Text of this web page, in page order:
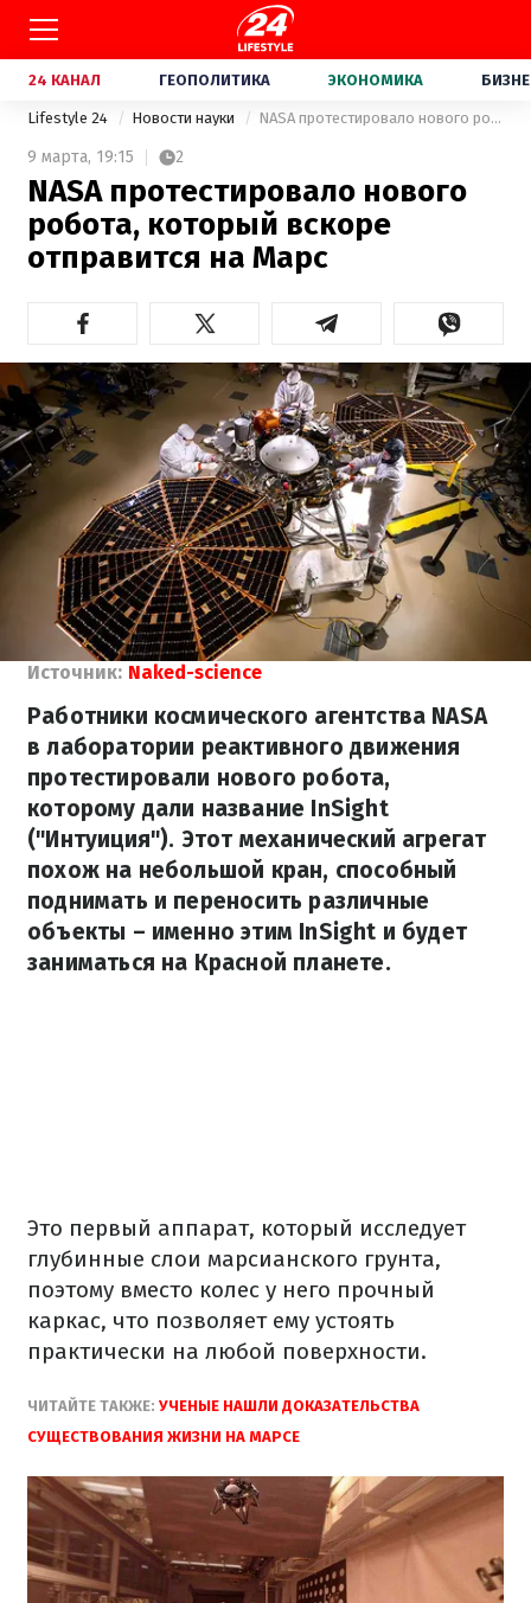
24 КАНАЛ ГЕОПОЛИТИКА ЭКОНОМИКА
Lifestyle 24 Новости науки NASA протестировало нового робота, который вскоре отправится на Марс
9 марта, 19:15 2
NASA протестировало нового
робота, который вскоре
отправится на Марс
Источник: Naked-science
Работники космического агентства NASA
в лаборатории реактивного движения
протестировали нового робота,
которому дали название InSight
("Интуиция"). Этот механический агрегат
похож на небольшой кран, способный
поднимать и переносить различные
объекты – именно этим InSight и будет
заниматься на Красной планете.
Это первый аппарат, который исследует
глубинные слои марсианского грунта,
поэтому вместо колес у него прочный
каркас, что позволяет ему устоять
практически на любой поверхности.
ЧИТАЙТЕ ТАКЖЕ: УЧЕНЫЕ НАШЛИ ДОКАЗАТЕЛЬСТВА
СУЩЕСТВОВАНИЯ ЖИЗНИ НА МАРСЕ